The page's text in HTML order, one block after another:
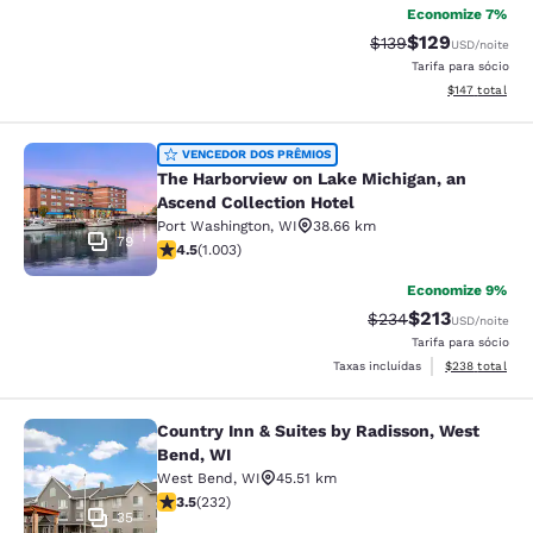
Economize 7%
Tarifa anterior
$139Tarifa com
$129USD/noite
Tarifa para sócio
Exibir
$147 total
The Harborview on Lake Michigan,
79
VENCEDOR DOS PRÊMIOS
The Harborview on Lake Michigan, an
Ascend Collection Hotel
Port Washington, WI
38.66 km
classificação 4.47 estrelas. Excelente. 1003 avaliações
4.5(1.003)
Economize 9%
Tarifa anterior
$234Tarifa com
$213USD/noite
Tarifa para sócio
Taxas incluídas
Exibir
$238 total
Country Inn & Suites by Radisson,
35
Country Inn & Suites by Radisson, West
Bend, WI
West Bend, WI
45.51 km
classificação 3.52 estrelas. Bom. 232 avaliações
3.5(232)